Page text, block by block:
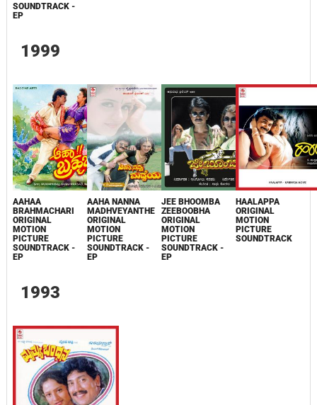
SOUNDTRACK -
EP
1999
AAHAA
BRAHMACHARI
ORIGINAL
MOTION
PICTURE
SOUNDTRACK -
EP
AAHA NANNA
MADHVEYANTHE
ORIGINAL
MOTION
PICTURE
SOUNDTRACK -
EP
JEE BHOOMBA
ZEEBOOBHA
ORIGINAL
MOTION
PICTURE
SOUNDTRACK -
EP
HAALAPPA
ORIGINAL
MOTION
PICTURE
SOUNDTRACK
1993